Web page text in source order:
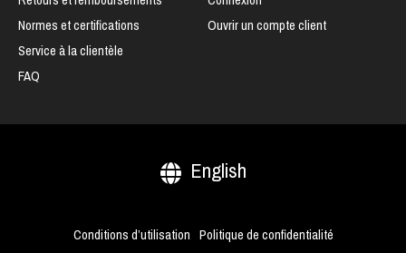
Normes et certifications
Service à la clientèle
FAQ
Ouvrir un compte client
English
Conditions d’utilisation Politique de confidentialité